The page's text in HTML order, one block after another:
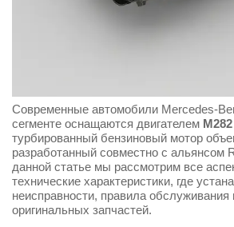
Современные автомобили Mercedes-
сегменте оснащаются двигателем
турбированный бензиновый мотор
разработанный совместно с альянсом
данной статье мы рассмотрим все
технические характеристики, где
неисправности, правила обслуживания
оригинальных запчастей.